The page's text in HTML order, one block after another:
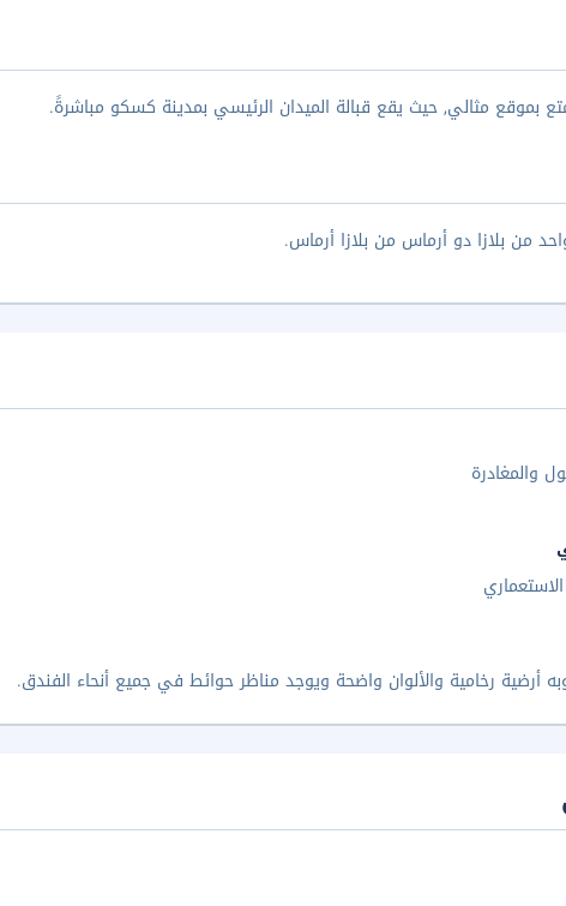
بموقع مثالي, حيث يقع قبالة الميدان الرئيسي بمدينة كسكو مباشرةً.
من بلازا دو أرماس من بلازا أرماس.
والمغادرة
رخامية والألوان واضحة ويوجد مناظر حوائط في جميع أنحاء الفندق.